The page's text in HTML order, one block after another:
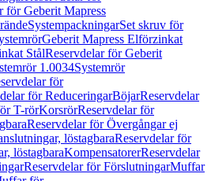
för Geberit Mapress
SystempackningarSet skruv för
Geberit Mapress Elförzinkat
StålReservdelar för Geberit
1.0034Systemrör
för
för ReduceringarBöjarReservdelar
T-rörKorsrörReservdelar för
Reservdelar för Övergångar ej
löstagbaraReservdelar för
löstagbaraKompensatorerReservdelar
Reservdelar för FörslutningarMuffar